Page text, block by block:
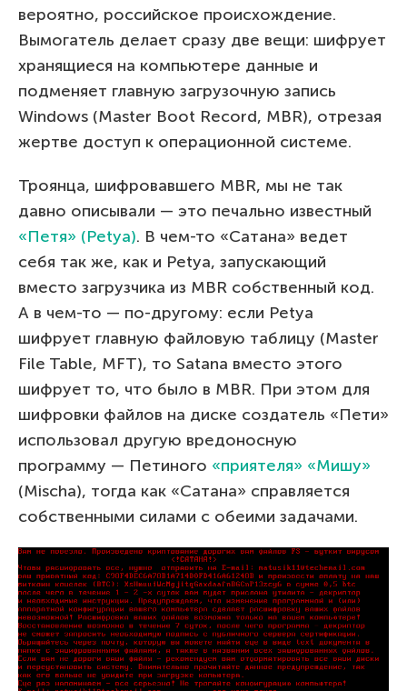
вероятно, российское происхождение.
Вымогатель делает сразу две вещи: шифрует
хранящиеся на компьютере данные и
подменяет главную загрузочную запись
Windows (Master Boot Record, MBR), отрезая
жертве доступ к операционной системе.
Троянца, шифровавшего MBR, мы не так
давно описывали — это печально известный
«Петя» (Petya). В чем-то «Сатана» ведет
себя так же, как и Petya, запускающий
вместо загрузчика из MBR собственный код.
А в чем-то — по-другому: если Petya
шифрует главную файловую таблицу (Master
File Table, MFT), то Satana вместо этого
шифрует то, что было в MBR. При этом для
шифровки файлов на диске создатель «Пети»
использовал другую вредоносную
программу — Петиного «приятеля» «Мишу»
(Mischa), тогда как «Сатана» справляется
собственными силами с обеими задачами.